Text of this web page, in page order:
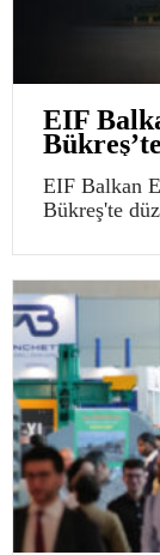
EIF
EIF Balkan
Bükreş'te